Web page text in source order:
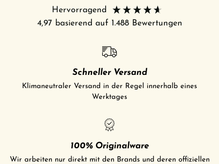
Hervorragend
4,97 basierend auf 1.488Bewertungen
Schneller Versand
Klimaneutraler Versand in der Regel innerhalb eines
Werktages
100% Originalware
Wir arbeiten nur direkt mit den Brands und deren offiziellen